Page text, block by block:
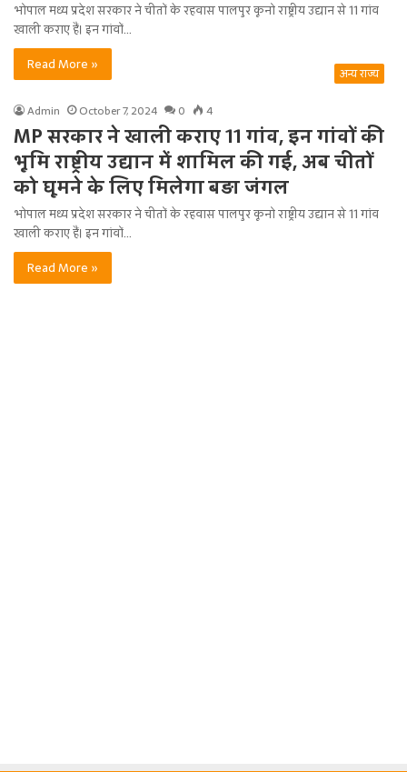
भोपाल मध्य प्रदेश सरकार ने चीतों के रहवास पालपुर कूनो राष्ट्रीय उद्यान से 11 गांव
खाली कराए हैं। इन गांवों…
Read More »
अन्य राज्य
Admin October 7, 2024 0 4
MP सरकार ने खाली कराए 11 गांव, इन गांवों की
भूमि राष्ट्रीय उद्यान में शामिल की गई, अब चीतों
को घूमने के लिए मिलेगा बड़ा जंगल
भोपाल मध्य प्रदेश सरकार ने चीतों के रहवास पालपुर कूनो राष्ट्रीय उद्यान से 11 गांव
खाली कराए हैं। इन गांवों…
Read More »